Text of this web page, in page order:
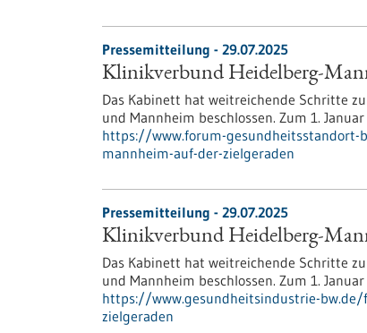
Pressemitteilung - 29.07.2025
Klinikverbund Heidelberg-
Das Kabinett hat weitreichende Schritte
und Mannheim beschlossen. Zum 1.
https://www.forum-
mannheim-auf-der-zielgeraden
Pressemitteilung - 29.07.2025
Klinikverbund Heidelberg-
Das Kabinett hat weitreichende Schritte
und Mannheim beschlossen. Zum 1.
https://www.gesundheitsindustrie-
zielgeraden